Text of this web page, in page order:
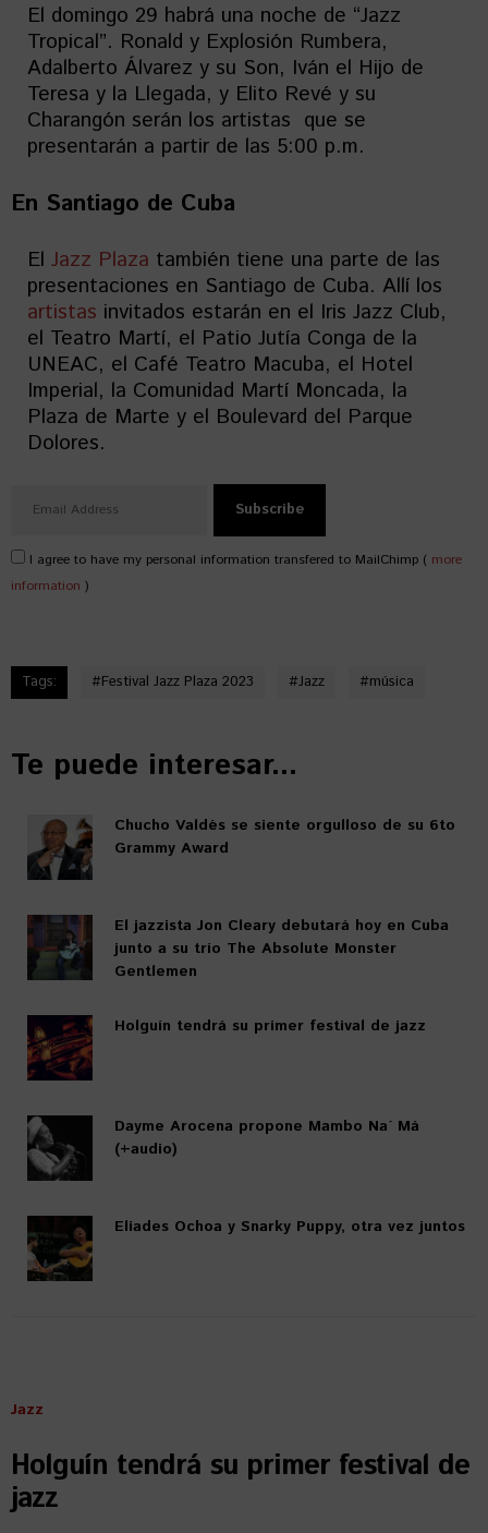
El domingo 29 habrá una noche de “Jazz
Tropical”. Ronald y Explosión Rumbera,
Adalberto Álvarez y su Son, Iván el Hijo de
Teresa y la Llegada, y Elito Revé y su
Charangón serán los artistas que se
presentarán a partir de las 5:00 p.m.
En Santiago de Cuba
El Jazz Plaza también tiene una parte de las
presentaciones en Santiago de Cuba. Allí los
artistas invitados estarán en el Iris Jazz Club,
el Teatro Martí, el Patio Jutía Conga de la
UNEAC, el Café Teatro Macuba, el Hotel
Imperial, la Comunidad Martí Moncada, la
Plaza de Marte y el Boulevard del Parque
Dolores.
I agree to have my personal information transfered to MailChimp ( more
information )
Tags: #Festival Jazz Plaza 2023 #Jazz #música
Te puede interesar...
Chucho Valdés se siente orgulloso de su 6to
Grammy Award
El jazzista Jon Cleary debutará hoy en Cuba
junto a su trío The Absolute Monster
Gentlemen
Holguín tendrá su primer festival de jazz
Dayme Arocena propone Mambo Na´ Má
(+audio)
Eliades Ochoa y Snarky Puppy, otra vez juntos
Jazz
Holguín tendrá su primer festival de
jazz